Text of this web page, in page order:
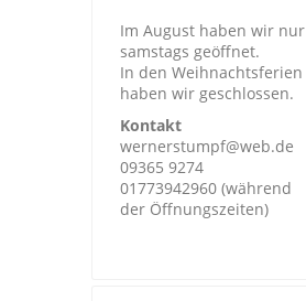
Im August haben wir nur
samstags geöffnet.
In den Weihnachtsferien
haben wir geschlossen.
Kontakt
wernerstumpf@web.de
09365 9274
01773942960 (während
der Öffnungszeiten)